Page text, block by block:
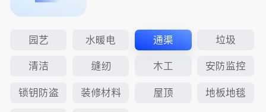
园艺 水暖电 通渠 垃圾
清洁 缝纫 木工 安防监控
锁钥防盗 装修材料 屋顶 地板地毯